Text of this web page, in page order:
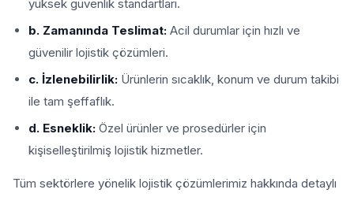
yüksek güvenlik standartları.
b. Zamanında Teslimat: Acil durumlar için hızlı ve
güvenilir lojistik çözümleri.
c. İzlenebilirlik: Ürünlerin sıcaklık, konum ve durum takibi
ile tam şeffaflık.
d. Esneklik: Özel ürünler ve prosedürler için
kişiselleştirilmiş lojistik hizmetler.
Tüm sektörlere yönelik lojistik çözümlerimiz hakkında detaylı